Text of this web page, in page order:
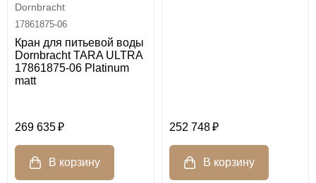
Dornbracht
17861875-06
Кран для питьевой воды
Dornbracht TARA ULTRA
17861875-06 Platinum
matt
269 635 252 748